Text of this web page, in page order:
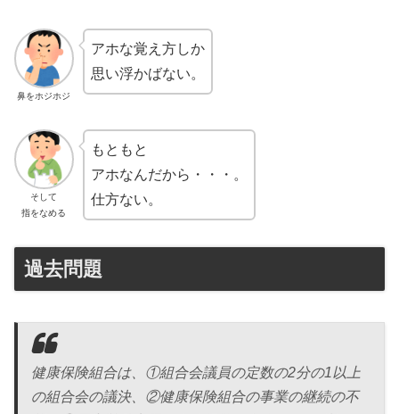
鼻をホジホジ
アホな覚え方しか
思い浮かばない。
そして
指をなめる
もともと
アホなんだから・・・。
仕方ない。
過去問題
健康保険組合は、①組合会議員の定数の2分の1以上
の組合会の議決、②健康保険組合の事業の継続の不